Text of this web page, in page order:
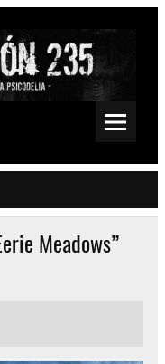
Fuzz, Space, Drone
Meadows”